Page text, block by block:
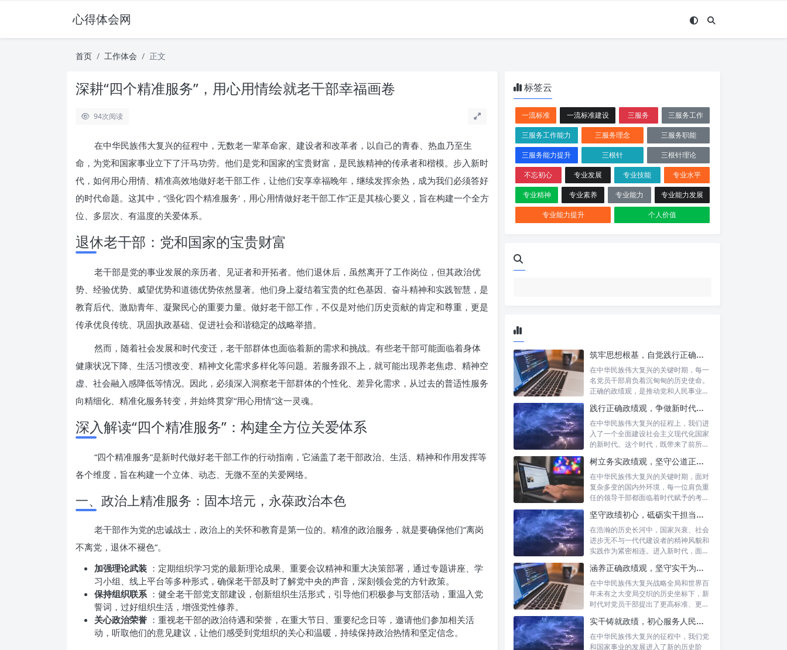
心得体会网
首页 工作体会 正文
深耕“四个精准服务”，用心用情绘就老干部幸福画卷
94次阅读
在中华民族伟大复兴的征程中，无数老一辈革命家、建设者和改革者，以自己的青春、热血乃至生
命，为党和国家事业立下了汗马功劳。他们是党和国家的宝贵财富，是民族精神的传承者和楷模。步入新时
代，如何用心用情、精准高效地做好老干部工作，让他们安享幸福晚年，继续发挥余热，成为我们必须答好
的时代命题。这其中，“强化‘四个精准服务’，用心用情做好老干部工作”正是其核心要义，旨在构建一个全方
位、多层次、有温度的关爱体系。
退休老干部：党和国家的宝贵财富
老干部是党的事业发展的亲历者、见证者和开拓者。他们退休后，虽然离开了工作岗位，但其政治优
势、经验优势、威望优势和道德优势依然显著。他们身上凝结着宝贵的红色基因、奋斗精神和实践智慧，是
教育后代、激励青年、凝聚民心的重要力量。做好老干部工作，不仅是对他们历史贡献的肯定和尊重，更是
传承优良传统、巩固执政基础、促进社会和谐稳定的战略举措。
然而，随着社会发展和时代变迁，老干部群体也面临着新的需求和挑战。有些老干部可能面临着身体
健康状况下降、生活习惯改变、精神文化需求多样化等问题。若服务跟不上，就可能出现养老焦虑、精神空
虚、社会融入感降低等情况。因此，必须深入洞察老干部群体的个性化、差异化需求，从过去的普适性服务
向精细化、精准化服务转变，并始终贯穿“用心用情”这一灵魂。
深入解读“四个精准服务”：构建全方位关爱体系
“四个精准服务”是新时代做好老干部工作的行动指南，它涵盖了老干部政治、生活、精神和作用发挥等
各个维度，旨在构建一个立体、动态、无微不至的关爱网络。
一、政治上精准服务：固本培元，永葆政治本色
老干部作为党的忠诚战士，政治上的关怀和教育是第一位的。精准的政治服务，就是要确保他们“离岗
不离党，退休不褪色”。
加强理论武装 ：定期组织学习党的最新理论成果、重要会议精神和重大决策部署，通过专题讲座、学
习小组、线上平台等多种形式，确保老干部及时了解党中央的声音，深刻领会党的方针政策。
保持组织联系 ：健全老干部党支部建设，创新组织生活形式，引导他们积极参与支部活动，重温入党
誓词，过好组织生活，增强党性修养。
关心政治荣誉 ：重视老干部的政治待遇和荣誉，在重大节日、重要纪念日等，邀请他们参加相关活
动，听取他们的意见建议，让他们感受到党组织的关心和温暖，持续保持政治热情和坚定信念。
标签云
一流标准 一流标准建设 三服务
三服务工作
三服务工作能力
三服务理念
三服务职能
三服务能力提升
三根针
三根针理论
不忘初心
专业发展 专业技能
专业水平
专业精神
专业素养 专业能力
专业能力发展
专业能力提升
个人价值
筑牢思想根基，自觉践行正确政绩观：新时代党员干部的价值指引
在中华民族伟大复兴的关键时期，每一
名党员干部肩负着沉甸甸的历史使命。
正确的政绩观，是推动党和人民事业发
践行正确政绩观，争做新时代合格公职人员：新征程的使命与担当
在中华民族伟大复兴的征程上，我们进
入了一个全面建设社会主义现代化国家
的新时代。这个时代，既带来了前所未
树立务实政绩观，坚守公道正派底线：新时代领导干部高质量发展指南
在中华民族伟大复兴的关键时期，面对
复杂多变的国内外环境，每一位肩负重
任的领导干部都面临着时代赋予的考验
坚守政绩初心，砥砺实干担当：新时代高质量发展的精神坐标
在浩瀚的历史长河中，国家兴衰、社会
进步无不与一代代建设者的精神风貌和
实践作为紧密相连。进入新时代，面对
涵养正确政绩观，坚守实干为民情怀：新时代党员干部的责任与担当
在中华民族伟大复兴战略全局和世界百
年未有之大变局交织的历史坐标下，新
时代对党员干部提出了更高标准、更严
实干铸就政绩，初心服务人民：新时代干部担当作为的实践指南
在中华民族伟大复兴的征程中，我们党
和国家事业的发展进入了新的历史阶